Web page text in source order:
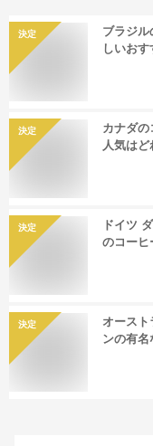
決定
ブラジ
しいおす
決定
カナダ
人気はど
決定
ドイツ
のコーヒ
決定
オース
ンの有名